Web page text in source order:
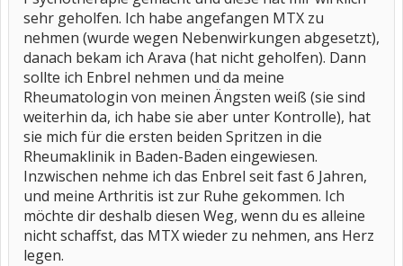
sehr geholfen. Ich habe angefangen MTX zu
nehmen (wurde wegen Nebenwirkungen abgesetzt),
danach bekam ich Arava (hat nicht geholfen). Dann
sollte ich Enbrel nehmen und da meine
Rheumatologin von meinen Ängsten weiß (sie sind
weiterhin da, ich habe sie aber unter Kontrolle), hat
sie mich für die ersten beiden Spritzen in die
Rheumaklinik in Baden-Baden eingewiesen.
Inzwischen nehme ich das Enbrel seit fast 6 Jahren,
und meine Arthritis ist zur Ruhe gekommen. Ich
möchte dir deshalb diesen Weg, wenn du es alleine
nicht schaffst, das MTX wieder zu nehmen, ans Herz
legen.